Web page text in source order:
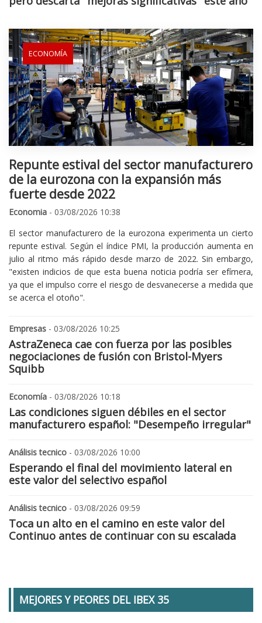
ECONOMÍA
Repunte estival del sector manufacturero
de la eurozona con la expansión más
fuerte desde 2022
Economia - 03/08/2026 10:38
El sector manufacturero de la eurozona experimenta un cierto
repunte estival. Según el índice PMI, la producción aumenta en
julio al ritmo más rápido desde marzo de 2022. Sin embargo,
"existen indicios de que esta buena noticia podría ser efímera,
ya que el impulso corre el riesgo de desvanecerse a medida que
se acerca el otoño".
Empresas - 03/08/2026 10:25
AstraZeneca cae con fuerza por las posibles
negociaciones de fusión con Bristol-Myers
Squibb
Economía - 03/08/2026 10:18
Las condiciones siguen débiles en el sector
manufacturero español: "Desempeño irregular"
Análisis tecnico - 03/08/2026 10:00
Esperando el final del movimiento lateral en
este valor del selectivo español
Análisis tecnico - 03/08/2026 09:59
Toca un alto en el camino en este valor del
Continuo antes de continuar con su escalada
MEJORES Y PEORES DEL IBEX 35